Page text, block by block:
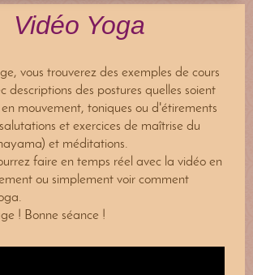
Vidéo Yoga
vous trouverez des exemples de cours
descriptions des postures quelles soient
mouvement, toniques ou d'étirements
et exercices de maîtrise du
et méditations.
faire en temps réel avec la vidéo en
ou simplement voir comment
! Bonne séance !